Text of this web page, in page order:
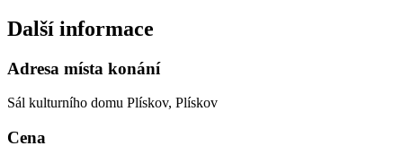
Další informace
Adresa místa konání
Sál kulturního domu Plískov, Plískov
Cena